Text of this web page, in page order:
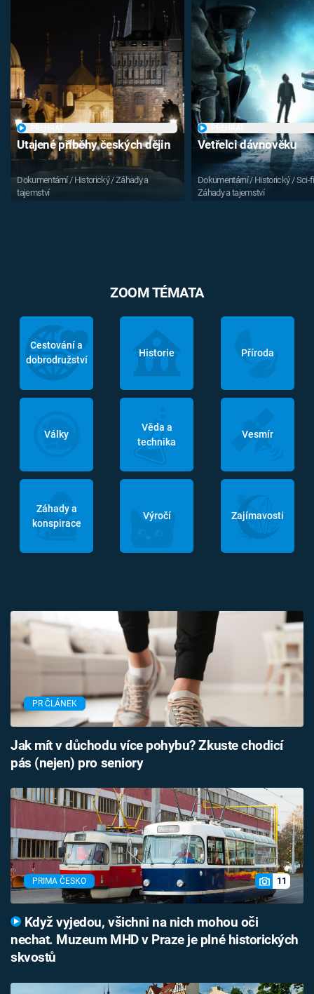
Utajené příběhy českých dějin
Dokumentární / Historický / Záhady a
tajemství
Vetřelci dávnověku
Dokumentární / Historický / Sci-
Záhady a tajemství
ZOOM TÉMATA
Cestování a
dobrodružství
Historie Příroda
Války
Věda a
technika
Vesmír
Záhady a
konspirace
Výročí Zajímavosti
PR ČLÁNEK
Jak mít v důchodu více pohybu? Zkuste chodicí
pás (nejen) pro seniory
PRIMA ČESKO 11
Když vyjedou, všichni na nich mohou oči
nechat. Muzeum MHD v Praze je plné historických
skvostů